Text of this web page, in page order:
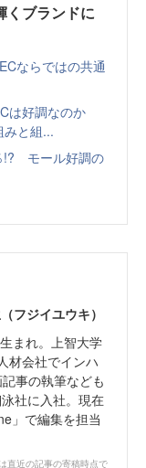
くブランドに
ならではの共通
は好調なのか
みと組...
!? モール好調の
フジイユウキ）
まれ。上智大学
材会社でインハ
事の執筆なども
社に入社。現在
」で編集を担当
直近の記事の寄稿時点で